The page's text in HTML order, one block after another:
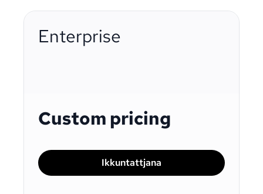
Enterprise
Custom pricing
Ikkuntattjana